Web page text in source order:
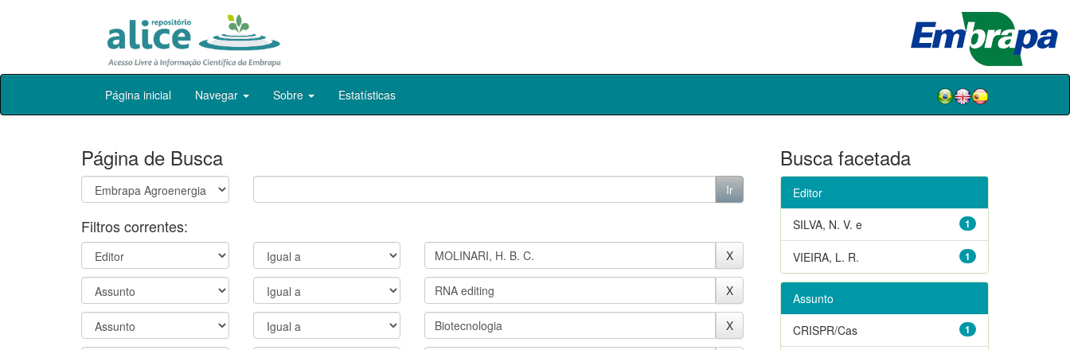
Skip
Página inicial Navegar Sobre Estatísticas
Página de Busca
Filtros correntes:
Busca facetada
Editor
1
SILVA, N. V. e
1
VIEIRA, L. R.
Assunto
1
CRISPR/Cas